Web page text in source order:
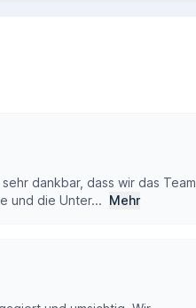
dankbar, dass wir das Team
und die Unter... Mehr